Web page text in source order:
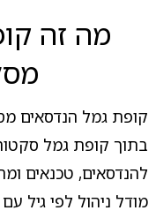
מה זה
קופת גמל הנדסאים
בתוך קופת גמל
להנדסאים, טכנאים
מודל ניהול לפי גיל